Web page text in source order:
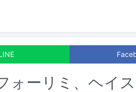
ォーリミ、ヘイ